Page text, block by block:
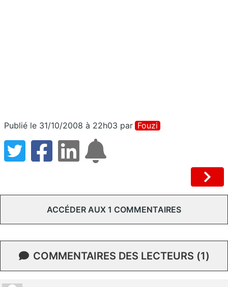
Publié le 31/10/2008 à 22h03 par Fouzi
ACCÉDER AUX 1 COMMENTAIRES
COMMENTAIRES DES LECTEURS (1)